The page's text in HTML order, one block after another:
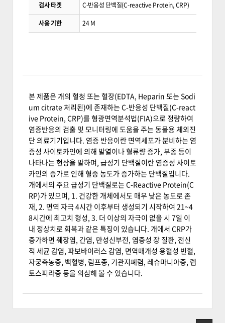
검사 타겟
C-반응성 단백질(C-reactive Protein, CRP)
사용 기한
24 M
본 제품은 개의 혈청 또는 혈장(EDTA, Heparin 또는 Sodi
um citrate 처리된)에 존재하는 C-반응성 단백질(C-react
ive Protein, CRP)를 형광면역분석법(FIA)으로 정량하여
염증반응의 검출 및 모니터링에 도움을 주는 동물용 체외진
단 의료기기입니다. 염증 반응이란 면역세포가 분비하는 염
증성 사이토카인에 의해 발열이나 혈류량 증가, 부종 등이
나타나는 현상을 말하며, 급성기 단백질이란 염증성 사이토
카인의 증가로 인해 혈중 농도가 증가하는 단백질입니다.
개에서의 주요 급성기 단백질로는 C-Reactive Protein(C
RP)가 있으며, 1. 건강한 개체에서도 매우 낮은 농도로 존
재, 2. 면역 자극 4시간 이후부터 생성되기 시작하여 21~4
8시간에 최고치 형성, 3. 더 이상의 자극이 없을 시 7일 이
내 정상치로 회복과 같은 특징이 있습니다. 개에서 CRP가
증가하면 췌장염, 간염, 만성신부전, 염증성 장 질환, 전신
적 세균 감염, 파보바이러스 감염, 면역매개성 용혈성 빈혈,
자궁축농증, 백혈병, 림프종, 기관지폐렴, 레슈마니아증, 렙
토스피라증 등을 의심해 볼 수 있습니다.